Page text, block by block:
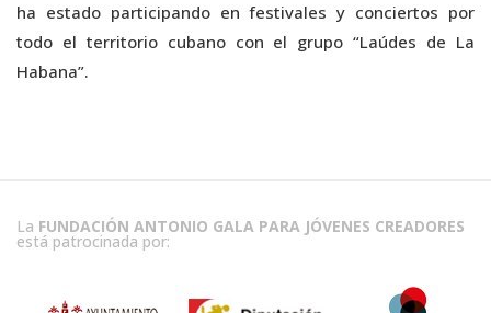
ha estado participando en festivales y conciertos por
todo el territorio cubano con el grupo “Laúdes de La
Habana”.
La FUNDACIÓN ANTONIO GALA PARA JÓVENES CREADORES
está patrocinada por: